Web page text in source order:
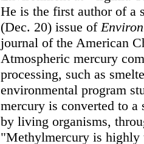
He is the first author of a
(Dec. 20) issue of
journal of the American
Atmospheric mercury
processing, such as
environmental program
mercury is converted to a
by living organisms,
"Methylmercury is